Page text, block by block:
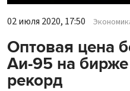
02 июля 2020, 17:50
Оптовая цена
Аи-95 на
рекорд